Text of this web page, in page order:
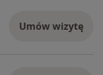
Umów wizytę